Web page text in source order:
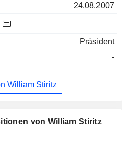
24.08.2007
Präsident
-
William Stiritz
von William Stiritz